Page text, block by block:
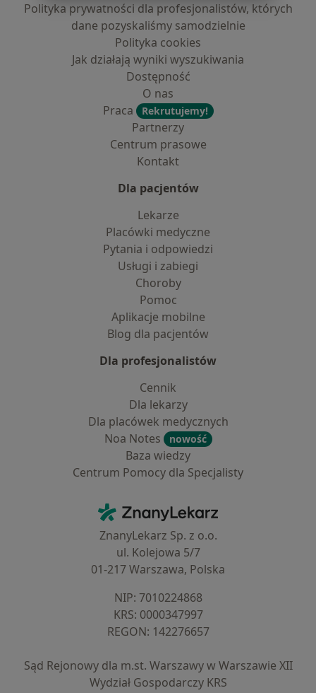
Polityka prywatności dla profesjonalistów, których
dane pozyskaliśmy samodzielnie
Polityka cookies
Jak działają wyniki wyszukiwania
Dostępność
O nas
Praca
Rekrutujemy!
Partnerzy
Centrum prasowe
Kontakt
Dla pacjentów
Lekarze
Placówki medyczne
Pytania i odpowiedzi
Usługi i zabiegi
Choroby
Pomoc
Aplikacje mobilne
Blog dla pacjentów
Dla profesjonalistów
Cennik
Dla lekarzy
Dla placówek medycznych
Noa Notes
nowość
Baza wiedzy
Centrum Pomocy dla Specjalisty
ZnanyLekarz - Strona główna
ZnanyLekarz Sp. z o.o.
ul. Kolejowa 5/7
01-217 Warszawa, Polska
NIP: ⁠7010224868
KRS: ⁠0000347997
REGON: ⁠142276657
Sąd Rejonowy dla m.st. Warszawy w Warszawie XII
Wydział Gospodarczy KRS